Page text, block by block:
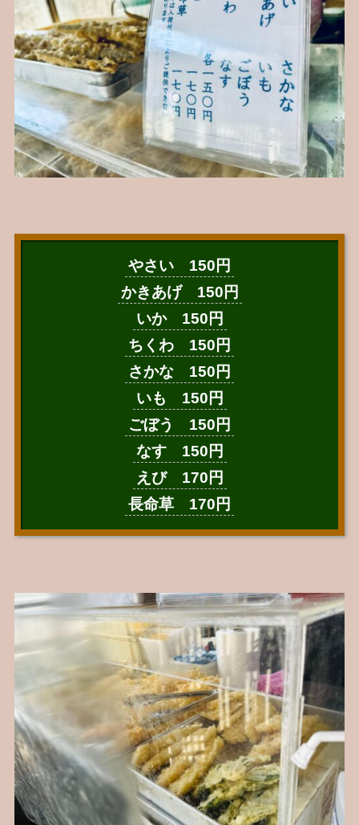
やさい 150円
かきあげ 150円
いか 150円
ちくわ 150円
さかな 150円
いも 150円
ごぼう 150円
なす 150円
えび 170円
長命草 170円